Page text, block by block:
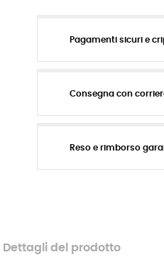
Pagamenti sicuri e
Consegna con
Reso e rimborso
Dettagli del prodotto